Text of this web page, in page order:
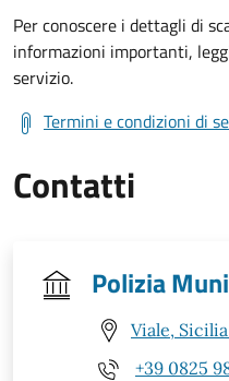
Per conoscere i dettagli di
informazioni importanti,
servizio.
Termini e condizioni di
Contatti
Polizia
Viale,
+39 0825